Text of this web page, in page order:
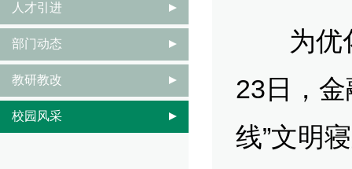
为优化
23日，
线”文明
人才引进
部门动态
教研教改
校园风采